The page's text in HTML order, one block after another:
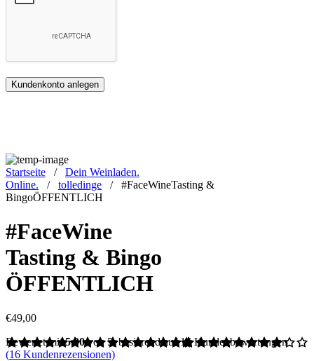
Kundenkonto anlegen
Startseite / Dein Weinladen.
Online. / tolledinge / #FaceWineTasting &
BingoÖFFENTLICH
#FaceWine
Tasting & Bingo
ÖFFENTLICH
€49,00
Bewertet mit5.00von 5, basierend auf16Kundenbewertungen
(16 Kundenrezensionen)